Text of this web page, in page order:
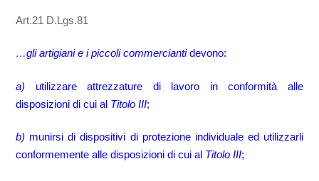
Art.21 D.Lgs.81
…gli artigiani e i piccoli commerciantidevono:
a) utilizzare attrezzature di lavoro in conformità alle
disposizioni di cui al Titolo III;
b) munirsi di dispositivi di protezione individuale ed utilizzarli
conformemente alle disposizioni di cui al Titolo III;